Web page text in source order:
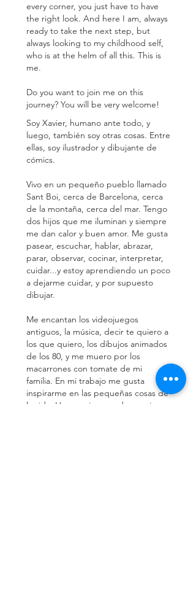
every corner, you just have to have
the right look. And here I am, always
ready to take the next step, but
always looking to my childhood self,
who is at the helm of all this. This is
me.
Do you want to join me on this
journey? You will be very welcome!
Soy Xavier, humano ante todo, y
luego, también soy otras cosas. Entre
ellas, soy ilustrador y dibujante de
cómics.
Vivo en un pequeño pueblo llamado
Sant Boi, cerca de Barcelona, cerca
de la montaña, cerca del mar. Tengo
dos hijos que me iluminan y siempre
me dan calor y buen amor. Me gusta
pasear, escuchar, hablar, abrazar,
parar, observar, cocinar, interpretar,
cuidar...y estoy aprendiendo un poco
a dejarme cuidar, y por supuesto
dibujar.
Me encantan los videojuegos
antiguos, la música, decir te quiero a
los que quiero, los dibujos animados
de los 80, y me muero por los
macarrones con tomate de mi
familia. En mi trabajo me gusta
inspirarme en las pequeñas cosas de
la vida. Hay magia en cada esquina,